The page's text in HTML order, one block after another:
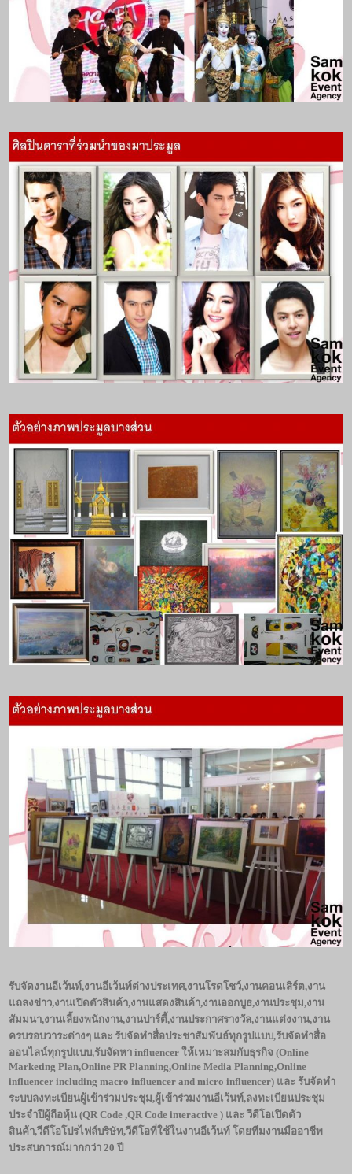
รับจัดงานอีเว้นท์,งานอีเว้นท์ต่างประเทศ,งานโรดโชว์,งานคอนเสิร์ต,งาน
แถลงข่าว,งานเปิดตัวสินค้า,งานแสดงสินค้า,งานออกบูธ,งานประชุม,งาน
สัมมนา,งานเลี้ยงพนักงาน,งานปาร์ตี้,งานประกาศรางวัล,งานแต่งงาน,งาน
ครบรอบวาระต่างๆ และ รับจัดทำสื่อประชาสัมพันธ์ทุกรูปแบบ,รับจัดทำสื่อ
ออนไลน์ทุกรูปแบบ,รับจัดหา influencer ให้เหมาะสมกับธุรกิจ (Online
Marketing Plan,Online PR Planning,Online Media Planning,Online
influencer including macro influencer and micro influencer) และ รับจัดทำ
ระบบลงทะเบียนผู้เข้าร่วมประชุม,ผู้เข้าร่วมงานอีเว้นท์,ลงทะเบียนประชุม
ประจำปีผู้ถือหุ้น (QR Code ,QR Code interactive ) และ วีดีโอเปิดตัว
สินค้า,วีดีโอโปรไฟล์บริษัท,วีดีโอที่ใช้ในงานอีเว้นท์ โดยทีมงานมืออาชีพ
ประสบการณ์มากกว่า 20 ปี